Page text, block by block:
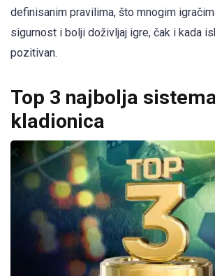
definisanim pravilima, što mnogim
sigurnost i bolji doživljaj igre, čak i kada
pozitivan.
Top 3 najbolja
kladionica